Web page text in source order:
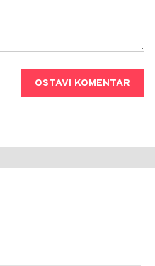
OSTAVI KOMENTAR